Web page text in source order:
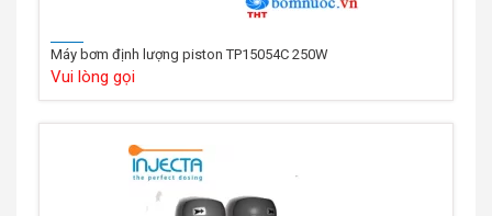
Máy bơm định lượng piston TP15054C 250W
Vui lòng gọi